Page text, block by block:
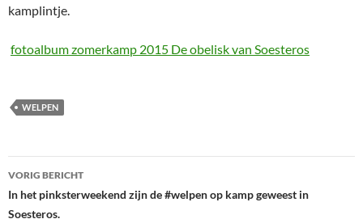
kamplintje.
fotoalbum zomerkamp 2015 De obelisk van Soesteros
WELPEN
Bericht
navigatie
VORIG BERICHT
In het pinksterweekend zijn de #welpen op kamp geweest in
Soesteros.